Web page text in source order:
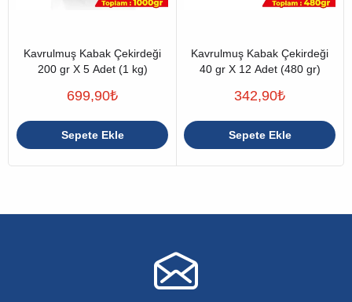
Kavrulmuş Kabak Çekirdeği
200 gr X 5 Adet (1 kg)
699,90₺
Sepete Ekle
Kavrulmuş Kabak Çekirdeği
40 gr X 12 Adet (480 gr)
342,90₺
Sepete Ekle